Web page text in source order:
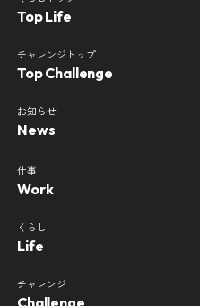
Top Life
チャレンジトップ
Top Challenge
お知らせ
News
仕事
Work
くらし
Life
チャレンジ